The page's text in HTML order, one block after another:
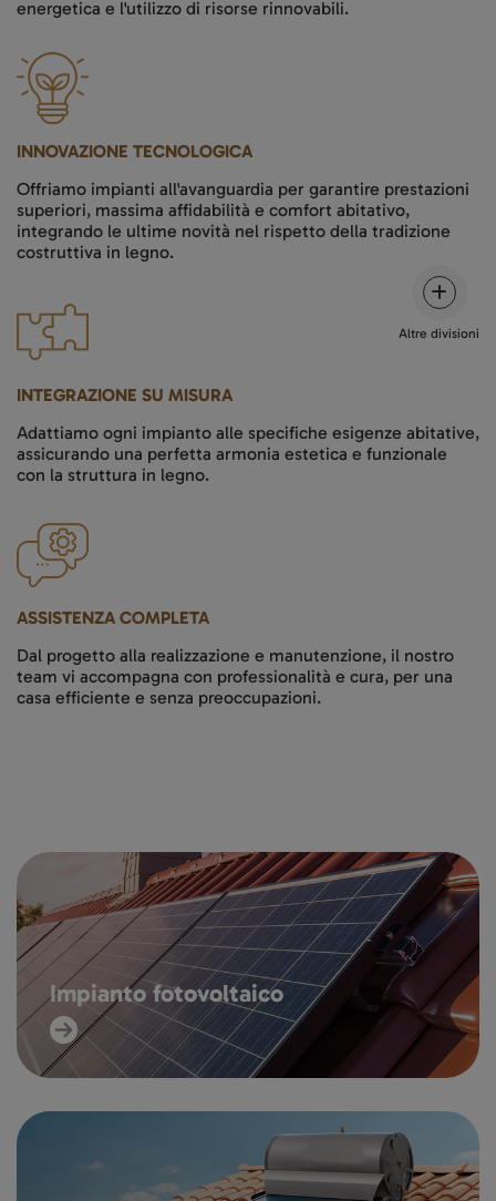
energetica e l'utilizzo di risorse rinnovabili.
INNOVAZIONE TECNOLOGICA
Offriamo impianti all'avanguardia per garantire prestazioni
superiori, massima affidabilità e comfort abitativo,
integrando le ultime novità nel rispetto della tradizione
costruttiva in legno.
INTEGRAZIONE SU MISURA
Adattiamo ogni impianto alle specifiche esigenze abitative,
assicurando una perfetta armonia estetica e funzionale
con la struttura in legno.
ASSISTENZA COMPLETA
Dal progetto alla realizzazione e manutenzione, il nostro
team vi accompagna con professionalità e cura, per una
casa efficiente e senza preoccupazioni.
Impianto fotovoltaico
Altre divisioni